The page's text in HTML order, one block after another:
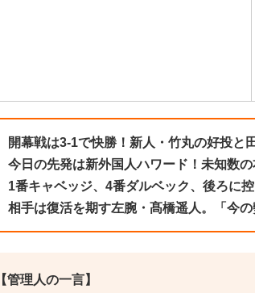
開幕戦は3-1で快勝！新人・竹丸の好投と
今日の先発は新外国人ハワード！未知数
1番キャベッジ、4番ダルベック、後ろに
相手は復活を期す左腕・髙橋遥人。「今
【管理人の一言】